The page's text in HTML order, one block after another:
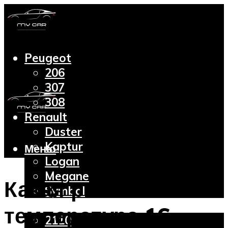
Peugeot
206
307
308
Renault
Duster
Kaptur
Logan
Megane
Symbol
2110
Меню
Какая рабочая
температура 16-